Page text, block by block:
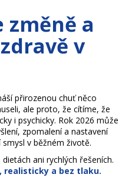
a
v
přirozenou chuť něco
ale proto, že cítíme, že
i psychicky. Rok 2026 může
zpomalení a nastavení
v běžném životě.
ani rychlých řešeních.
realisticky a bez tlaku.